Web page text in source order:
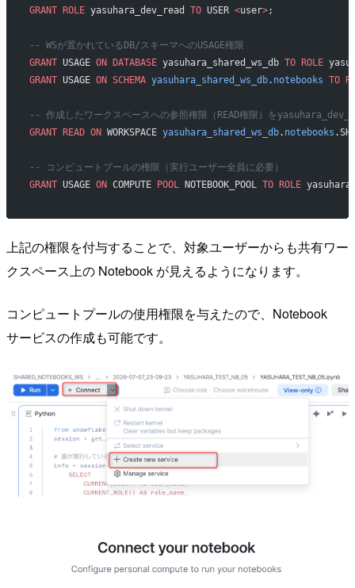
GRANT ROLE yasuhara_dev_read TO USER <user>;
-- WSが置かれているDB/スキーマへのUSAGE権限
GRANT USAGE ON DATABASE yasuhara_shared_ws_db TO ROLE
GRANT USAGE ON SCHEMA yasuhara_shared_ws_db. notebooks TO
-- 作成したワークスペースへの参照権限（READ権限）を
GRANT READ ON WORKSPACE yasuhara_shared_ws_db. notebooks
-- コンピュートプールの権限（実行ユーザー全員に必要）
GRANT USAGE ON COMPUTE POOL NOTEBOOK_POOL TO ROLE
上記の権限を付与することで、対象ユーザーからも共有ワー
クスペース上の Notebook が見えるようになります。
コンピュートプールの使用権限を与えたので、Notebook
サービスの作成も可能です。